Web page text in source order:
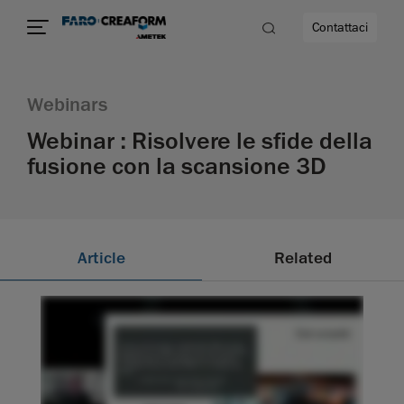
Contattaci
Webinars
Webinar : Risolvere le sfide della
fusione con la scansione 3D
Article Related